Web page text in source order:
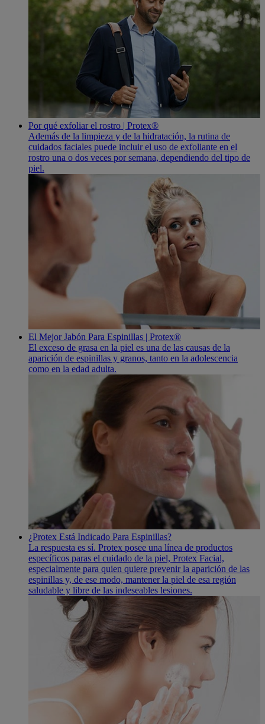
Por qué exfoliar el rostro | Protex®
Además de la limpieza y de la hidratación, la rutina de
cuidados faciales puede incluir el uso de exfoliante en el
rostro una o dos veces por semana, dependiendo del tipo de
piel.
El Mejor Jabón Para Espinillas | Protex®
El exceso de grasa en la piel es una de las causas de la
aparición de espinillas y granos, tanto en la adolescencia
como en la edad adulta.
¿Protex Está Indicado Para Espinillas?
La respuesta es sí­. Protex posee una lí­nea de productos
especí­ficos paras el cuidado de la piel, Protex Facial,
especialmente para quien quiere prevenir la aparición de las
espinillas y, de ese modo, mantener la piel de esa región
saludable y libre de las indeseables lesiones.